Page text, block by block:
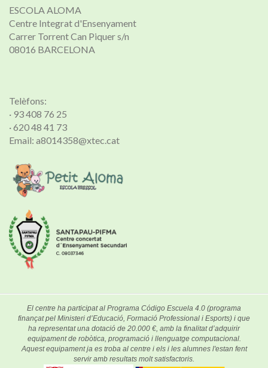
ESCOLA ALOMA
Centre Integrat d'Ensenyament
Carrer Torrent Can Piquer s/n
08016 BARCELONA
Telèfons:
· 93 408 76 25
· 620 48 41 73
Email: a8014358@xtec.cat
El centre ha participat al Programa Código Escuela 4.0 (programa
finançat pel Ministeri d’Educació, Formació Professional i Esports) i que
ha representat una dotació de 20.000 €, amb la finalitat d’adquirir
equipament de robòtica, programació i llenguatge computacional.
Aquest equipament ja es troba al centre i els i les alumnes l'estan fent
servir amb resultats molt satisfactoris.